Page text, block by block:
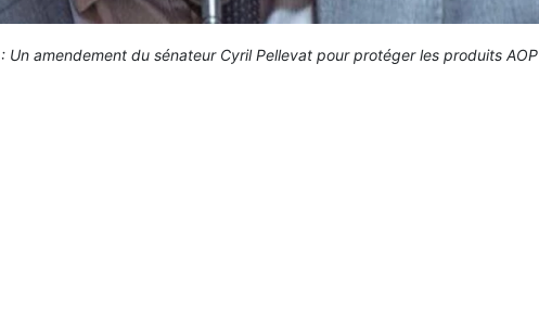
Un amendement du sénateur Cyril Pellevat pour protéger les produits AOP